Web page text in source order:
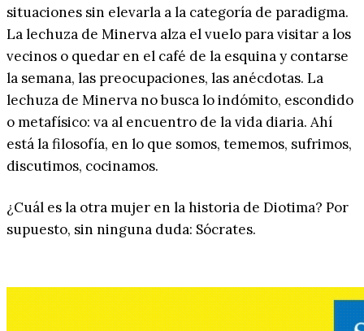
situaciones sin elevarla a la categoría de paradigma.
La lechuza de Minerva alza el vuelo para visitar a los
vecinos o quedar en el café de la esquina y contarse
la semana, las preocupaciones, las anécdotas. La
lechuza de Minerva no busca lo indómito, escondido
o metafísico: va al encuentro de la vida diaria. Ahí
está la filosofía, en lo que somos, tememos, sufrimos,
discutimos, cocinamos.
¿Cuál es la otra mujer en la historia de Diotima? Por
supuesto, sin ninguna duda: Sócrates.